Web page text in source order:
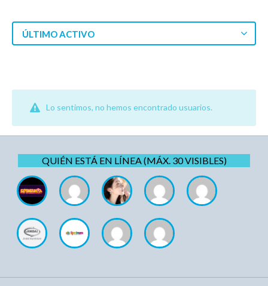
ÚLTIMO ACTIVO
Lo sentimos, no hemos encontrado usuarios.
QUIÉN ESTÁ EN LÍNEA (MÁX. 30 VISIBLES)